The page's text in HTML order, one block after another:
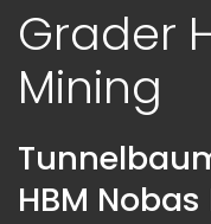
Grader
Mining
HBM Nobas